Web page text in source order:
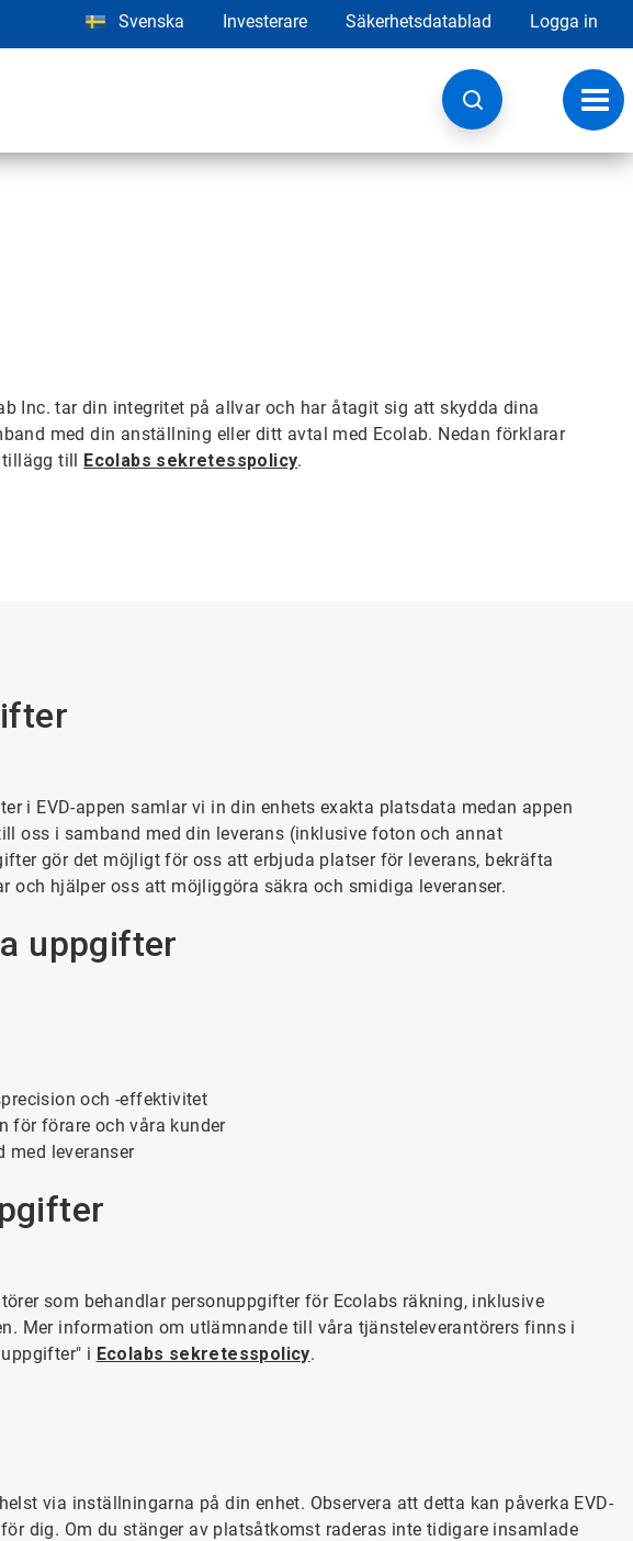
Svenska Investerare Säkerhetsdatablad Logga in
Inc. tar din integritet på allvar och har åtagit sig att skydda dina
med din anställning eller ditt avtal med Ecolab. Nedan förklarar
tillägg till Ecolabs sekretesspolicy.
i EVD-appen samlar vi in din enhets exakta platsdata medan appen
oss i samband med din leverans (inklusive foton och annat
gör det möjligt för oss att erbjuda platser för leverans, bekräfta
och hjälper oss att möjliggöra säkra och smidiga leveranser.
uppgifter
och -effektivitet
för förare och våra kunder
med leveranser
som behandlar personuppgifter för Ecolabs räkning, inklusive
Mer information om utlämnande till våra tjänsteleverantörers finns i
i Ecolabs sekretesspolicy.
via inställningarna på din enhet. Observera att detta kan påverka EVD-
dig. Om du stänger av platsåtkomst raderas inte tidigare insamlade